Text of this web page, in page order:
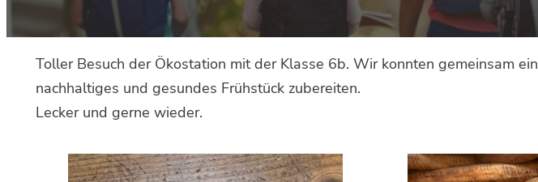
Toller Besuch der Ökostation mit der Klasse 6b. Wir konnten gemeinsam ein
nachhaltiges und gesundes Frühstück zubereiten.
Lecker und gerne wieder.